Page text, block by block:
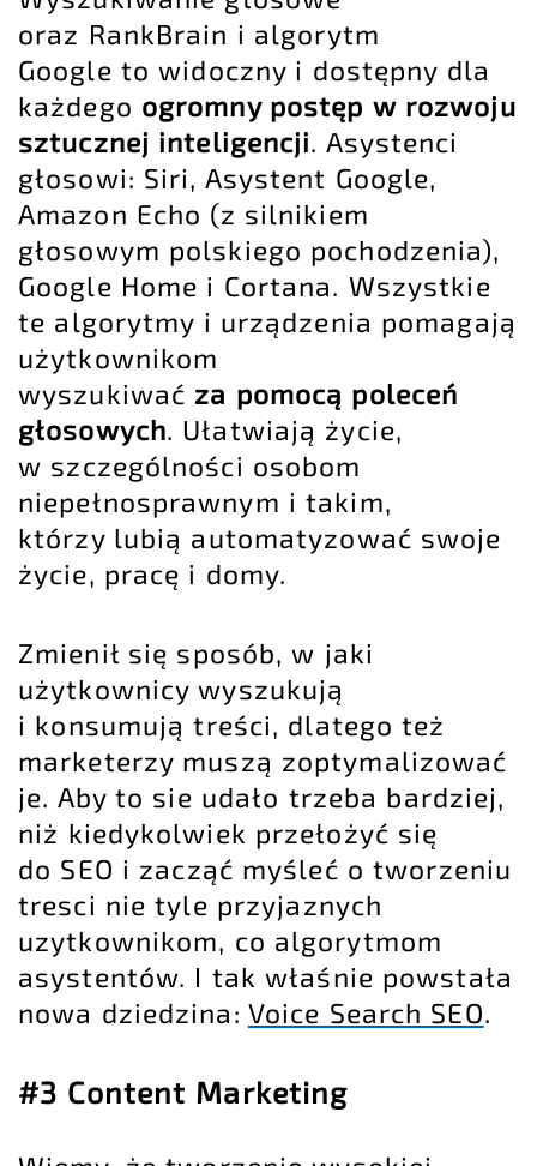
oraz RankBrain i algorytm
Google to widoczny i dostępny dla
każdego ogromny postęp w rozwoju
sztucznej inteligencji. Asystenci
głosowi: Siri, Asystent Google,
Amazon Echo (z silnikiem
głosowym polskiego pochodzenia),
Google Home i Cortana. Wszystkie
te algorytmy i urządzenia pomagają
użytkownikom
wyszukiwaćza pomocą poleceń
głosowych. Ułatwiają życie,
w szczególności osobom
niepełnosprawnym i takim,
którzy lubią automatyzować swoje
życie, pracę i domy.
Zmienił się sposób, w jaki
użytkownicy wyszukują
i konsumują treści, dlatego też
marketerzy muszą zoptymalizować
je. Aby to sie udało trzeba bardziej,
niż kiedykolwiek przełożyć się
do SEO i zacząć myśleć o tworzeniu
tresci nie tyle przyjaznych
uzytkownikom, co algorytmom
asystentów. I tak właśnie powstała
nowa dziedzina: Voice Search SEO.
#3 Content Marketing